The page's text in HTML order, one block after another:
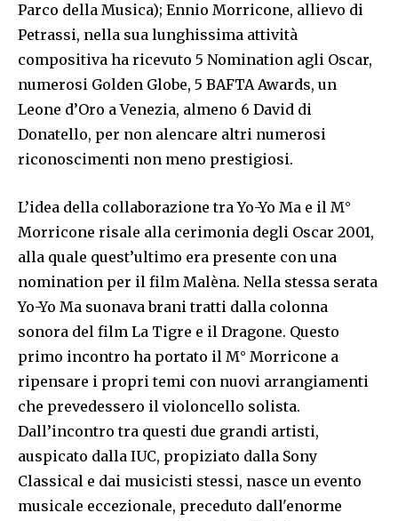
Parco della Musica); Ennio Morricone, allievo di
Petrassi, nella sua lunghissima attività
compositiva ha ricevuto 5 Nomination agli Oscar,
numerosi Golden Globe, 5 BAFTA Awards, un
Leone d’Oro a Venezia, almeno 6 David di
Donatello, per non alencare altri numerosi
riconoscimenti non meno prestigiosi.
L’idea della collaborazione tra Yo-Yo Ma e il M°
Morricone risale alla cerimonia degli Oscar 2001,
alla quale quest’ultimo era presente con una
nomination per il film Malèna. Nella stessa serata
Yo-Yo Ma suonava brani tratti dalla colonna
sonora del film La Tigre e il Dragone. Questo
primo incontro ha portato il M° Morricone a
ripensare i propri temi con nuovi arrangiamenti
che prevedessero il violoncello solista.
Dall’incontro tra questi due grandi artisti,
auspicato dalla IUC, propiziato dalla Sony
Classical e dai musicisti stessi, nasce un evento
musicale eccezionale, preceduto dall'enorme